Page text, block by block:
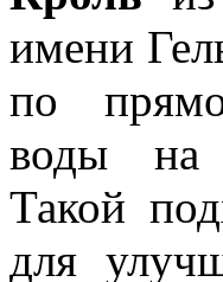
имени
по
воды на
Такой
для